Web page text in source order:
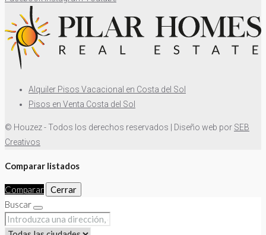
Alquiler Pisos Vacacional en Costa del Sol
Pisos en Venta Costa del Sol
© Houzez - Todos los derechos reservados | Diseño web por SEB
Creativos
Comparar listados
Comparar
Cerrar
Buscar